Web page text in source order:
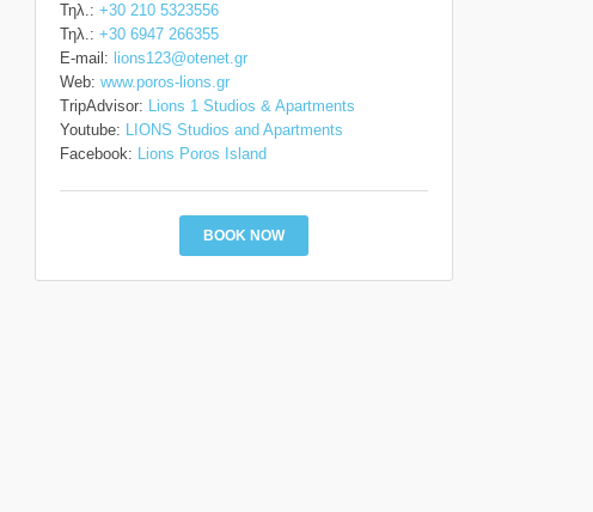
Τηλ.: +30 210 5323556
Τηλ.: +30 6947 266355
E-mail: lions123@otenet.gr
Web: www.poros-lions.gr
TripAdvisor: Lions 1 Studios & Apartments
Youtube: LIONS Studios and Apartments
Facebook: Lions Poros Island
BOOK NOW